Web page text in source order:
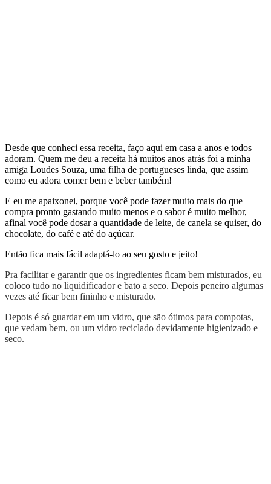
Desde que conheci essa receita, faço aqui em casa a anos e todos
adoram. Quem me deu a receita há muitos anos atrás foi a minha
amiga Loudes Souza, uma filha de portugueses linda, que assim
como eu adora comer bem e beber também!
E eu me apaixonei, porque você pode fazer muito mais do que
compra pronto gastando muito menos e o sabor é muito melhor,
afinal você pode dosar a quantidade de leite, de canela se quiser, do
chocolate, do café e até do açúcar.
Então fica mais fácil adaptá-lo ao seu gosto e jeito!
Pra facilitar e garantir que os ingredientes ficam bem misturados, eu
coloco tudo no liquidificador e bato a seco. Depois peneiro algumas
vezes até ficar bem fininho e misturado.
Depois é só guardar em um vidro, que são ótimos para compotas,
que vedam bem, ou um vidro reciclado devidamente higienizado e
seco.